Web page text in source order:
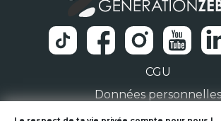
CGU
Données personnelles